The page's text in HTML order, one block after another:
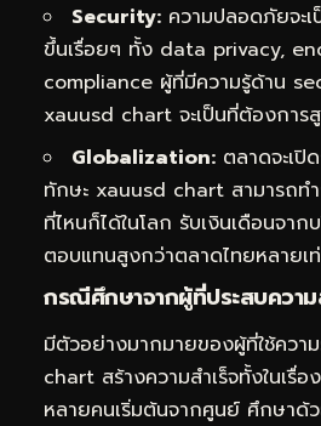
Security: ความปลอดภัยจะ
ขึ้นเรื่อยๆ ทั้ง data privacy,
compliance ผู้ที่มีความรู้ด้าน
xauusd chart จะเป็นที่ต้องการ
Globalization: ตลาดจะเ
ทักษะ xauusd chart สามารถท
ที่ไหนก็ได้ในโลก รับเงินเดือนจา
ตอบแทนสูงกว่าตลาดไทยหลายเ
กรณีศึกษาจากผู้ที่ประสบความ
มีตัวอย่างมากมายของผู้ที่ใช้ควา
chart สร้างความสำเร็จทั้งในเรื่อ
หลายคนเริ่มต้นจากศูนย์ ศึกษาด้